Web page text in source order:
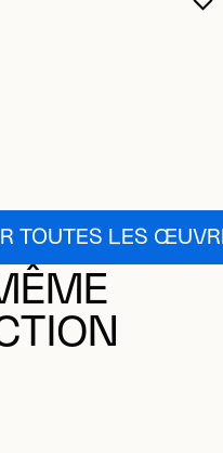
TOUTES LES